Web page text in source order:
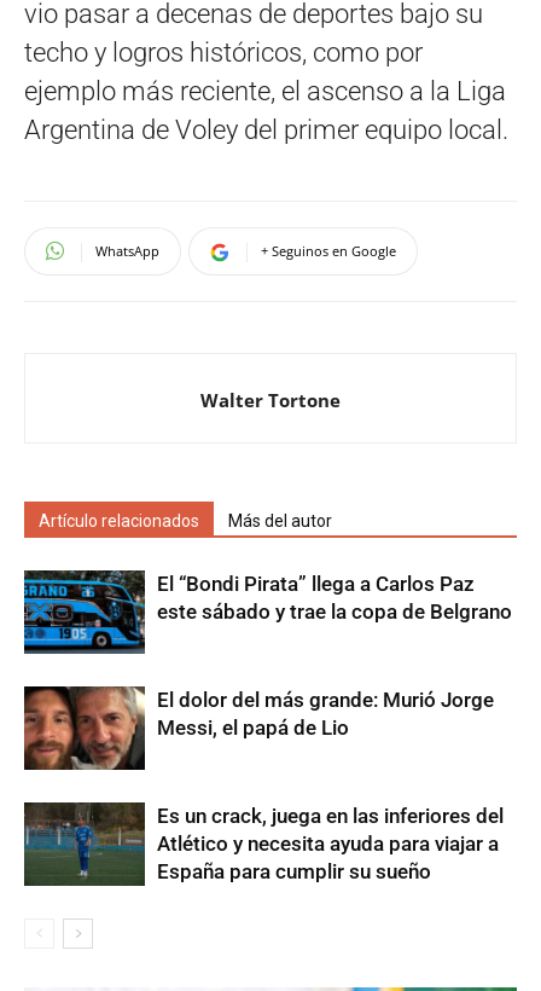
vio pasar a decenas de deportes bajo su
techo y logros históricos, como por
ejemplo más reciente, el ascenso a la Liga
Argentina de Voley del primer equipo local.
WhatsApp + Seguinos en Google
Walter Tortone
Artículo relacionados Más del autor
El “Bondi Pirata” llega a Carlos Paz
este sábado y trae la copa de Belgrano
El dolor del más grande: Murió Jorge
Messi, el papá de Lio
Es un crack, juega en las inferiores del
Atlético y necesita ayuda para viajar a
España para cumplir su sueño